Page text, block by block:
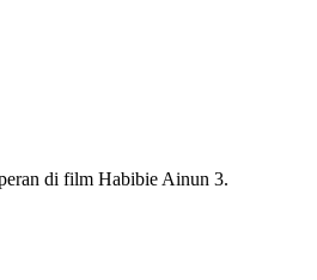
di film Habibie Ainun 3.